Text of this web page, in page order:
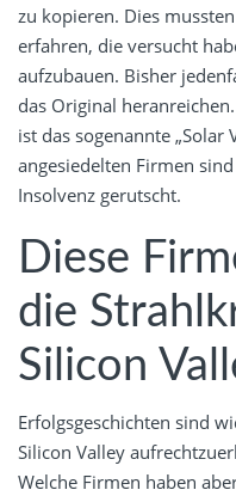
zu kopieren. Dies
erfahren, die versucht
aufzubauen. Bisher
das Original
ist das sogenannte „Solar
angesiedelten Firmen
Insolvenz gerutscht.
Diese
die
Silicon
Erfolgsgeschichten sind
Silicon Valley
Welche Firmen haben